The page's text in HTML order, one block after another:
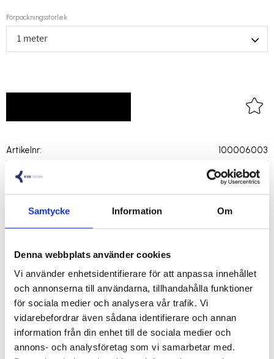
Samtycke Information Om
Denna webbplats använder cookies
Vi använder enhetsidentifierare för att anpassa innehållet
och annonserna till användarna, tillhandahålla funktioner
för sociala medier och analysera vår trafik. Vi
vidarebefordrar även sådana identifierare och annan
information från din enhet till de sociala medier och
annons- och analysföretag som vi samarbetar med.
Förpackningsstorlek
Artikelnr
100006003
Tillverkare
Amokabel
exq-amopro.pdf
Visa alla produkter från Amokabel
EXQ amoPro är en PEX-isolerad kabel med halogenfri
yttermantel för fast installation inom- och utomhus.
För öppen eller dold (i rör) förläggning, dock ej i mark eller
En smidig och lättarbetad kabel som ger snygga